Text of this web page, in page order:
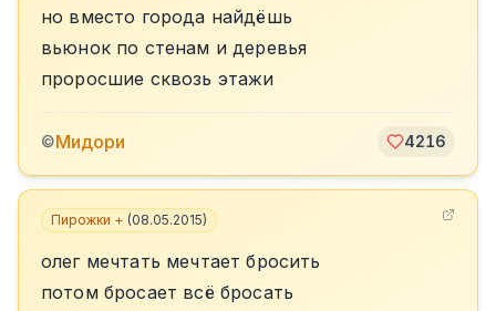
но вместо города найдёшь
вьюнок по стенам и деревья
проросшие сквозь этажи
©Мидори 4216
Пирожки + (08.05.2015)
олег мечтать мечтает бросить
потом бросает всё бросать